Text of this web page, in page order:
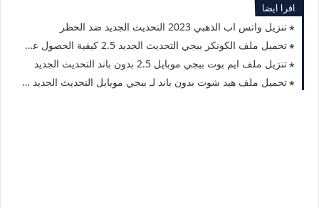
اقرا ايضا
تنزيل واتس اب الذهبي 2023 التحديث الجديد ضد الحظر
تحميل ملف الكونكر ببجي التحديث الجديد 2.5 كيفية الحصول عليه وتثبيته بسهولة
تنزيل ملف ايم بوت ببجي موبايل 2.5 بدون باند التحديث الجديد
تحميل ملف هيد شوت بدون باند لـ ببجي موبايل التحديث الجديد 2.5